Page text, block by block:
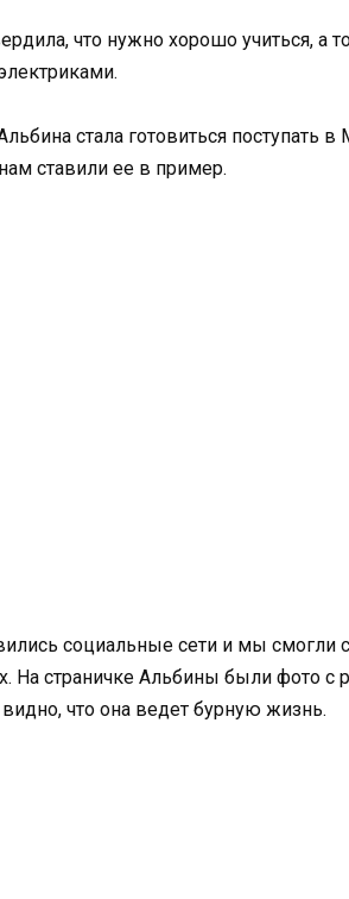
что нужно хорошо учиться, а
стала готовиться поступать
ставили ее в пример.
социальные сети и мы смогли
На страничке Альбины были фото с
что она ведет бурную жизнь.